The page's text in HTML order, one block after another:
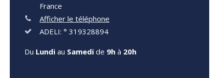
France
Afficher le téléphone
ADELI: ° 319328894
Du Lundi au Samedi de 9h à 20h